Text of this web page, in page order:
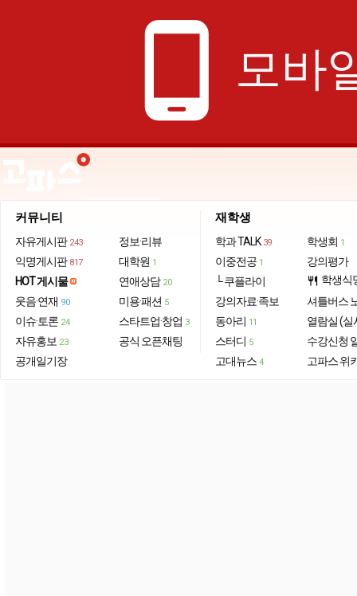
phone_android 모바
커뮤니티
자유게시판 243
익명게시판 817
HOT 게시물
웃음·연재 90
이슈·토론 24
자유홍보 23
공개일기장
정보·리뷰
대학원 1
연애상담 20
미용·패션 5
스타트업·창업 3
공식 오픈채팅
재학생
학과 TALK 39
이중전공 1
└ 쿠플라이
강의자료·족보
동아리 11
스터디 5
고대뉴스 4
학생회 1
강의평가
restaurant 학생식
셔틀버스
열람실 (실
수강신청
고파스 위